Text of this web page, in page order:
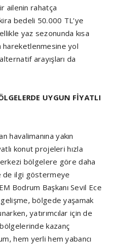
ailenin rahatça
bedeli 50.000 TL’ye
yaz sezonunda kısa
hareketlenmesine yol
arayışları da
UYGUN FİYATLI
havalimanına yakın
konut projeleri hızla
bölgelere göre daha
de ilgi göstermeye
Bodrum Başkanı Sevil Ece
gelişme, bölgede yaşamak
yatırımcılar için de
kazanç
hem yerli hem yabancı